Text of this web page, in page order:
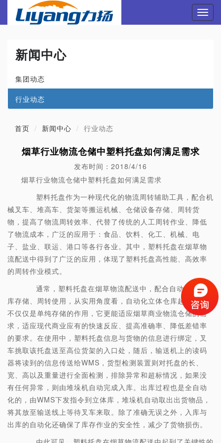
新闻中心
集团动态
行业动态
首页 新闻中心 行业动态
烟草行业物流仓储中塑料托盘如何满足需求
发布时间：2018/4/16
烟草行业物流仓储中塑料托盘如何满足需求
塑料托盘作为一种现代化的物流周转辅助工具，配合机
械叉车、堆高车、货架等搬运机械、仓储设备存储、周转货
物，提高了物流周转效率、代替了传统的人工周转作业、降低
了物流成本，广泛的应用于：食品、饮料、化工、机械、电
子、盐业、联运、港口等各行各业。其中，塑料托盘在烟草物
流配送中得到了广泛的应用，体现了塑料托盘高性能、高效率
的周转作业模式。
通常，塑料托盘在烟草物流配送中，配合自动化立体仓
库存储、周转使用，从实用角度看，自动化立体仓库起到的绝
不仅仅是单纯存储的作用，它更能适应烟草商业物流仓储的需
求，适应现代商业应有的快速反应、提高准确率、降低差错率
的要求。在使用中，塑料托盘信息与货物的信息进行绑定，叉
车挑取该托盘送至高位货架的入口处，随后，输送机上的读码
器将读到的信息传送给WMS，货型检测装置则对托盘的长、
宽、高以及重量进行全面检测，排除异常和超标情况，如果没
有任何异常，则由堆垛机自动完成入库。出库过程也是全自动
化的，由WMS下发指令到立体库，堆垛机自动取出出货物品，
将其放至输送线上等待叉车来取。除了准确无误之外，入库与
出库的自动化还确保了库存作业的安全性，减少了货物损伤。